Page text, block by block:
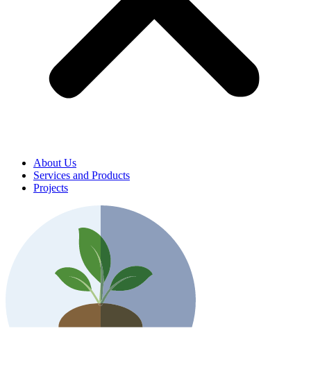
About Us
Services and Products
Projects